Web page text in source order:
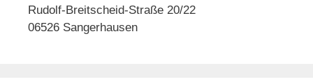
Rudolf-Breitscheid-Straße 20/22
06526 Sangerhausen